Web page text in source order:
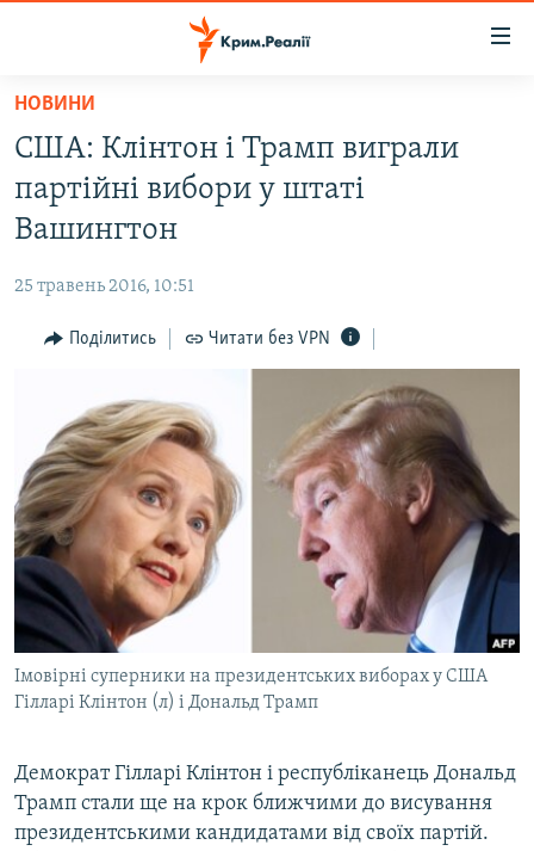
Перейти
основного
матеріалу
Перейти
до
основної
навігації
Перейти
ВІДЕО ТА ФОТО
БЛОГИ
ПОГЛЯД
ВСЕ ЗА ДЕНЬ
СПЕЦПРОЕКТИ
ДЕПОРТАЦІЯ
ВІДЕОУРОКИ «ELIFBE»
СВІДЧЕННЯ ОКУПАЦІЇ
УКРАЇНСЬКА ПРОБЛЕМА КРИМУ
ІНФОГРАФІКА
ЯК ОБІЙТИ БЛОКУВАННЯ
Русский
Qırımtatar
ДОЛУЧАЙСЯ!
Усі сайти RFE/RL
НОВИНИ
США: Клінтон і Трамп виграли
партійні вибори у штаті
Вашингтон
25 травень 2016, 10:51
Поділитись Читати без VPN
Імовірні суперники на президентських виборах у США
Гілларі Клінтон (л) і Дональд Трамп
Демократ Гілларі Клінтон і республіканець Дональд
Трамп стали ще на крок ближчими до висування
президентськими кандидатами від своїх партій.